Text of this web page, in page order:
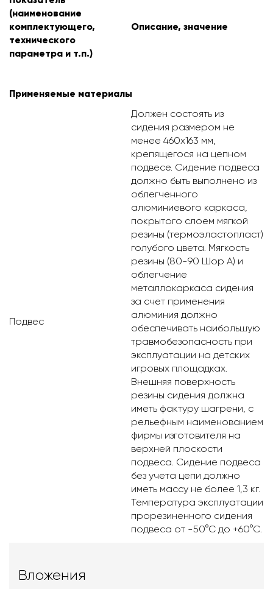
(наименование
комплектующего,
технического
параметра и т.п.)
Описание, значение
Применяемые материалы
Подвес
Должен состоять из
сидения размером не
менее 460х163 мм,
крепящегося на цепном
подвесе. Сидение подвеса
должно быть выполнено из
облегченного
алюминиевого каркаса,
покрытого слоем мягкой
резины (термоэластопласт)
голубого цвета. Мягкость
резины (80-90 Шор А) и
облегчение
металлокаркаса сидения
за счет применения
алюминия должно
обеспечивать наибольшую
травмобезопасность при
эксплуатации на детских
игровых площадках.
Внешняя поверхность
резины сидения должна
иметь фактуру шагрени, с
рельефным наименованием
фирмы изготовителя на
верхней плоскости
подвеса. Сидение подвеса
без учета цепи должно
иметь массу не более 1,3 кг.
Температура эксплуатации
прорезиненного сидения
подвеса от -50°С до +60°С.
Вложения